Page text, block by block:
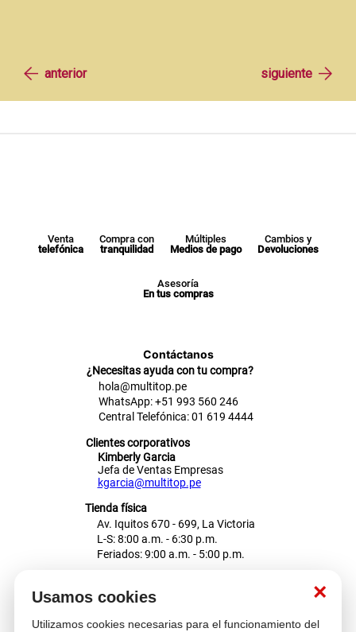
×
Usamos cookies
Utilizamos cookies necesarias para el funcionamiento del
Venta
telefónica
Compra con
tranquilidad
Múltiples
Medios de pago
Cambios y
Devoluciones
Asesoría
En tus compras
Contáctanos
¿Necesitas ayuda con tu compra?
hola@multitop.pe
WhatsApp: +51 993 560 246
Central Telefónica: 01 619 4444
Clientes corporativos
Kimberly Garcia
Jefa de Ventas Empresas
kgarcia@multitop.pe
Tienda física
Av. Iquitos 670 - 699, La Victoria
L-S: 8:00 a.m. - 6:30 p.m.
Feriados: 9:00 a.m. - 5:00 p.m.